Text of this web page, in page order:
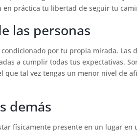
en práctica tu libertad de seguir tu
las personas
por tu propia mirada. Las
a cumplir todas tus expectativas.
tal vez tengas un menor nivel de
demás
físicamente presente en un lugar en